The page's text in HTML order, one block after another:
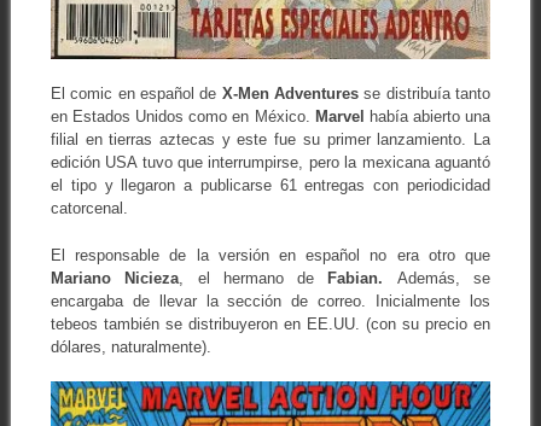
El comic en español de X-Men Adventures se distribuía tanto
en Estados Unidos como en México. Marvel
había abierto una
filial en tierras aztecas y este fue su primer lanzamiento. La
edición USA tuvo que interrumpirse, pero la mexicana aguantó
el tipo y llegaron a publicarse 61 entregas con periodicidad
catorcenal.
El responsable de la versión en español no era otro que
Mariano Nicieza , el hermano de Fabian. Además, se
encargaba de llevar la sección de correo. Inicialmente los
tebeos también se distribuyeron en EE.UU. (con su precio en
dólares, naturalmente).